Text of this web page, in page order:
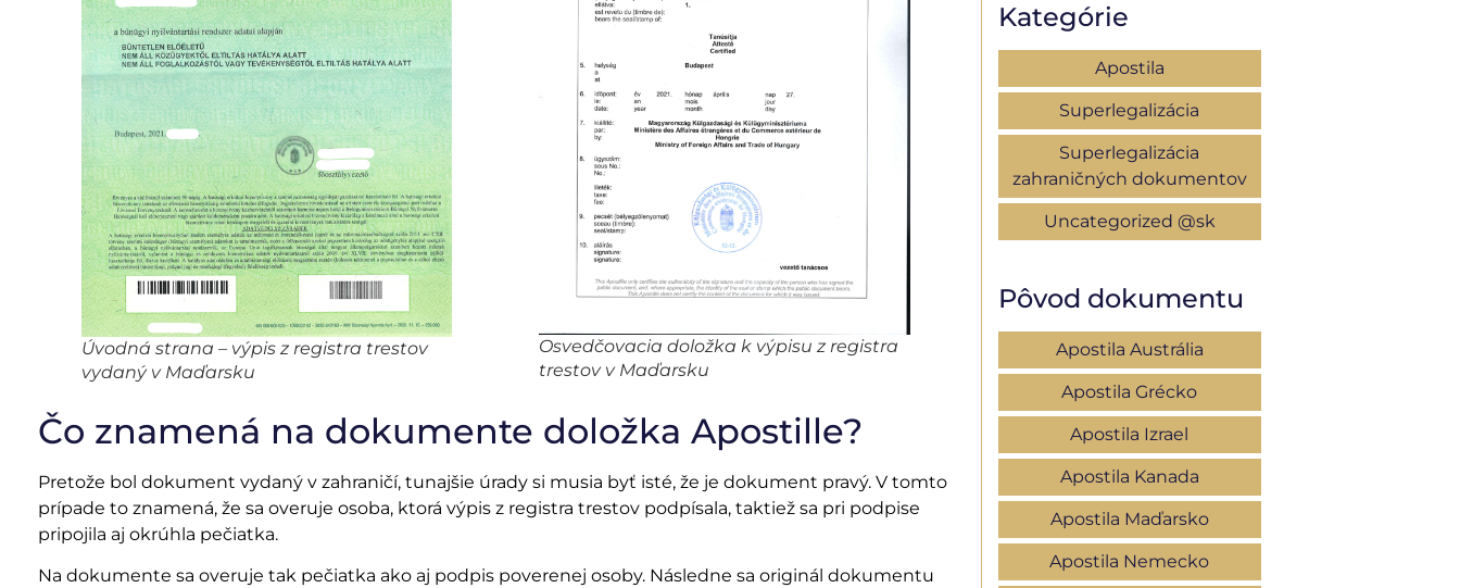
Úvodná strana – výpis z registra trestov
vydaný v Maďarsku
Osvedčovacia doložka k výpisu z registra
trestov v Maďarsku
Čo znamená na dokumente doložka Apostille?
Pretože bol dokument vydaný v zahraničí, tunajšie úrady si musia byť isté, že je dokument pravý. V tomto
prípade to znamená, že sa overuje osoba, ktorá výpis z registra trestov podpísala, taktiež sa pri podpise
pripojila aj okrúhla pečiatka.
Na dokumente sa overuje tak pečiatka ako aj podpis poverenej osoby. Následne sa originál dokumentu
Kategórie
Apostila
Superlegalizácia
Superlegalizácia
zahraničných dokumentov
Uncategorized @sk
Pôvod dokumentu
Apostila Austrália
Apostila Grécko
Apostila Izrael
Apostila Kanada
Apostila Maďarsko
Apostila Nemecko